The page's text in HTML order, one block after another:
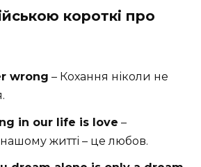
короткі про
wrong – Кохання ніколи не
in our life is love –
житті – це любов.